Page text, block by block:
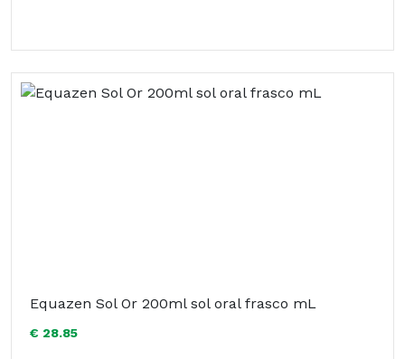
Equazen Sol Or 200ml sol oral frasco mL
€ 28.85